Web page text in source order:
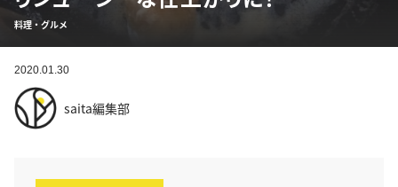
料理・グルメ
2020.01.30
saita編集部